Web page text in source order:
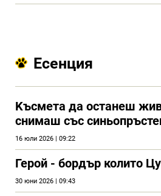
Есенция
Kъсмета да останеш
снимаш със
16 юли 2026 | 09:22
Герой - бордър колито
30 юни 2026 | 09:43